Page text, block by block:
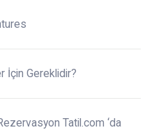
İçin Gereklidir?
Tatil.com ‘da